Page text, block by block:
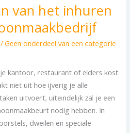
van het inhuren
/Geen onderdeel van een categorie
kantoor, restaurant of elders kost
niet uit hoe ijverig je alle
uitvoert, uiteindelijk zal je een
nodig hebben. In
dweilen en speciale